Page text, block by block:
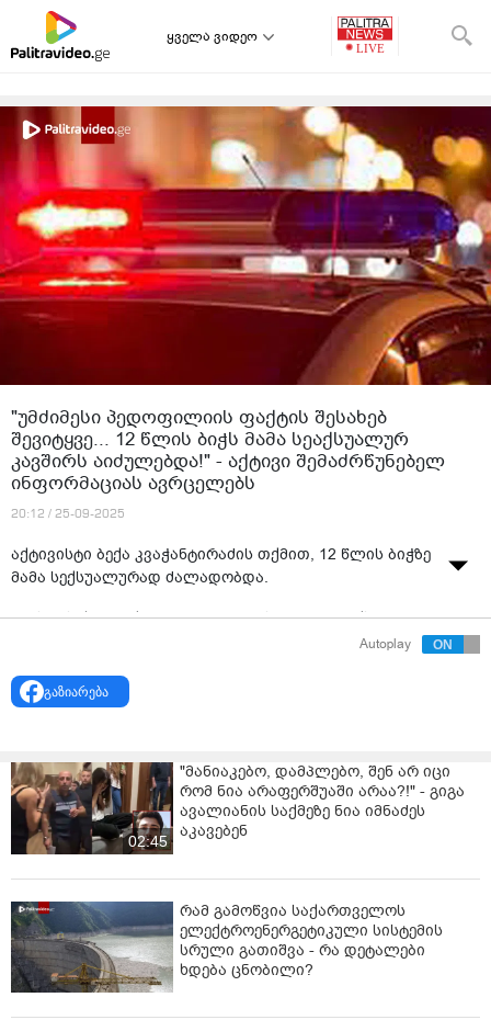
ყველა ვიდეო
"უმძიმესი პედოფილიის ფაქტის შესახებ
შევიტყვე... 12 წლის ბიჭს მამა სეაქსუალურ
კავშირს აიძულებდა!" - აქტივი შემაძრწუნებელ
ინფორმაციას ავრცელებს
20:12 / 25-09-2025
აქტივისტი ბექა კვაჭანტირაძის თქმით, 12 წლის ბიჭზე
მამა სექსუალურად ძალადობდა.
ამის შესახებ ბექა კვაჭანტირაძე სოციალურ ქსელში
"უმძიმესი პედოფილიის ფაქტის შესახებ შევიტყვე,
დარეკილია 112-ში! ჩემი ინფორმაციით, 12 წლის ბიჭს
დაუყოვნებელი რეაგირება ინფორმაციის
გაგებისთანავე!" - წერს ბექა კვაჭანტირაძე.
Autoplay
გაზიარება
02:45
"მანიაკებო, დამპლებო, შენ არ იცი
რომ ნია არაფერშუაში არაა?!" - გიგა
ავალიანის საქმეზე ნია იმნაძეს
აკავებენ
რამ გამოწვია საქართველოს
ელექტროენერგეტიკული სისტემის
სრული გათიშვა - რა დეტალები
ხდება ცნობილი?